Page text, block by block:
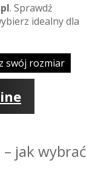
. Sprawdź
idealny dla
swój rozmiar
jak wybrać